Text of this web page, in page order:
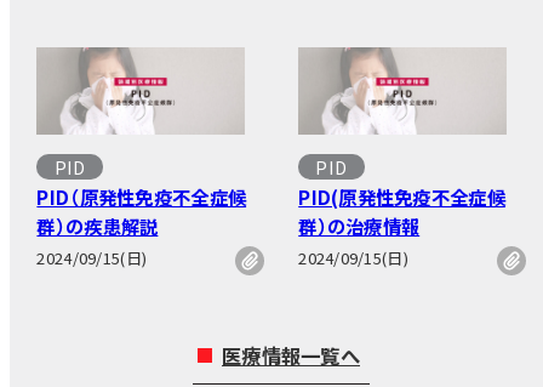
PID
PID（原発性免疫不全症候
群）の疾患解説
2024/09/15(日)
PID
PID(原発性免疫不全症候
群）の治療情報
2024/09/15(日)
医療情報一覧へ